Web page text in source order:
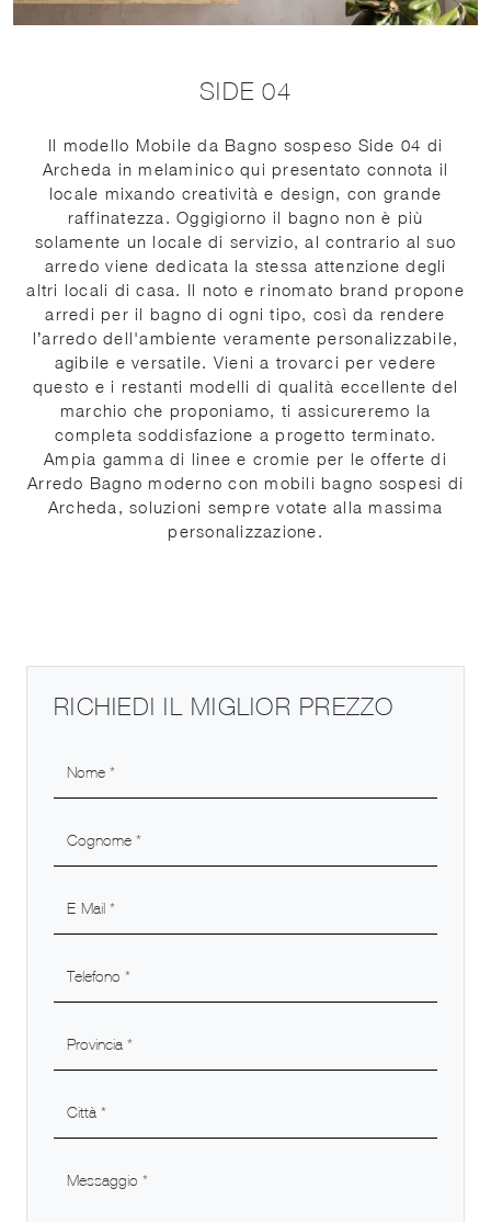
SIDE 04
Il modello Mobile da Bagno sospeso Side 04 di
Archeda in melaminico qui presentato connota il
locale mixando creatività e design, con grande
raffinatezza. Oggigiorno il bagno non è più
solamente un locale di servizio, al contrario al suo
arredo viene dedicata la stessa attenzione degli
altri locali di casa. Il noto e rinomato brand propone
arredi per il bagno di ogni tipo, così da rendere
l’arredo dell'ambiente veramente personalizzabile,
agibile e versatile. Vieni a trovarci per vedere
questo e i restanti modelli di qualità eccellente del
marchio che proponiamo, ti assicureremo la
completa soddisfazione a progetto terminato.
Ampia gamma di linee e cromie per le offerte di
Arredo Bagno moderno con mobili bagno sospesi di
Archeda, soluzioni sempre votate alla massima
personalizzazione.
RICHIEDI IL MIGLIOR PREZZO